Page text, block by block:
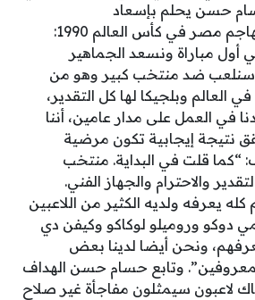
حسن يحلم بإسعاد
المشجعين. وقال مهاجم مصر في كأس العالم 1990:
أول مباراة ونسعد الجماهير
وسنلعب ضد منتخب كبير وهو من
العالم وبلجيكا لها كل التقدير،
في العمل على مدار عامين، أننا
نتيجة إيجابية تكون مرضية
قلت في البداية. منتخب
والاحترام والجهاز الفني.
كله يعرفه ولديه الكثير من اللاعبين
دوكو وروميلو لوكاكو وكيفن دي
ونحن أيضا لدينا بعض
وتابع حسام حسن الهداف
لاعبون سيمثلون مفاجأة غير صلاح